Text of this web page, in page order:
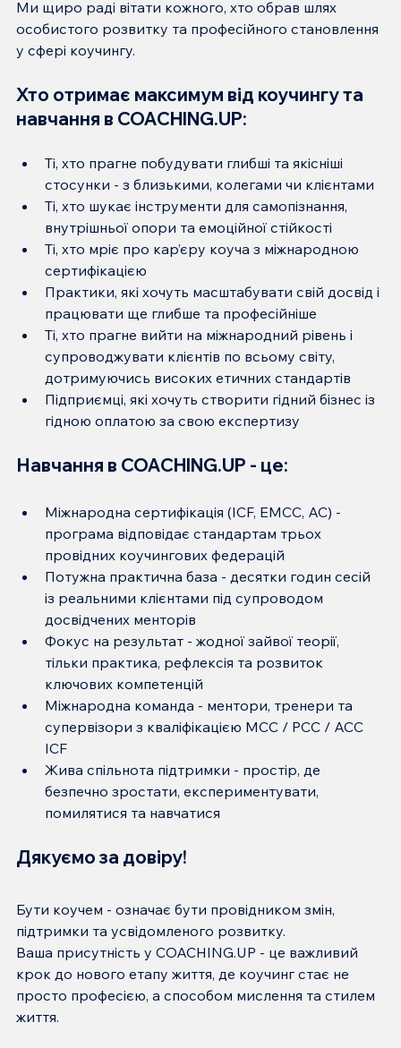
Ми щиро раді вітати кожного, хто обрав шлях
особистого розвитку та професійного становлення
у сфері коучингу.
Хто отримає максимум від коучингу та
навчання в COACHING.UP:
Ті, хто прагне побудувати глибші та якісніші
стосунки - з близькими, колегами чи клієнтами
Ті, хто шукає інструменти для самопізнання,
внутрішньої опори та емоційної стійкості
Ті, хто мріє про кар’єру коуча з міжнародною
сертифікацією
Практики, які хочуть масштабувати свій досвід і
працювати ще глибше та професійніше
Ті, хто прагне вийти на міжнародний рівень і
супроводжувати клієнтів по всьому світу,
дотримуючись високих етичних стандартів
Підприємці, які хочуть створити гідний бізнес із
гідною оплатою за свою експертизу
Навчання в COACHING.UP - це:
Міжнародна сертифікація (ICF, EMCC, AC) -
програма відповідає стандартам трьох
провідних коучингових федерацій
Потужна практична база - десятки годин сесій
із реальними клієнтами під супроводом
досвідчених менторів
Фокус на результат - жодної зайвої теорії,
тільки практика, рефлексія та розвиток
ключових компетенцій
Міжнародна команда - ментори, тренери та
супервізори з кваліфікацією MCC / PCC / ACC
ICF
Жива спільнота підтримки - простір, де
безпечно зростати, експериментувати,
помилятися та навчатися
Дякуємо за довіру!
Бути коучем - означає бути провідником змін,
підтримки та усвідомленого розвитку.
Ваша присутність у COACHING.UP - це важливий
крок до нового етапу життя, де коучинг стає не
просто професією, а способом мислення та стилем
життя.